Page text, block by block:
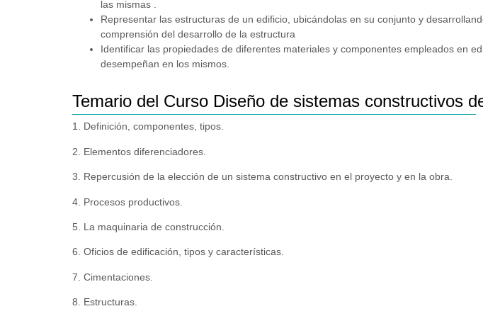
las mismas .
Representar las estructuras de un edificio, ubicándolas en su conjunto y
comprensión del desarrollo de la estructura
Identificar las propiedades de diferentes materiales y componentes empleados en
desempeñan en los mismos.
Temario del Curso Diseño de sistemas constructivos
1. Definición, componentes, tipos.
2. Elementos diferenciadores.
3. Repercusión de la elección de un sistema constructivo en el proyecto y en la obra.
4. Procesos productivos.
5. La maquinaria de construcción.
6. Oficios de edificación, tipos y características.
7. Cimentaciones.
8. Estructuras.